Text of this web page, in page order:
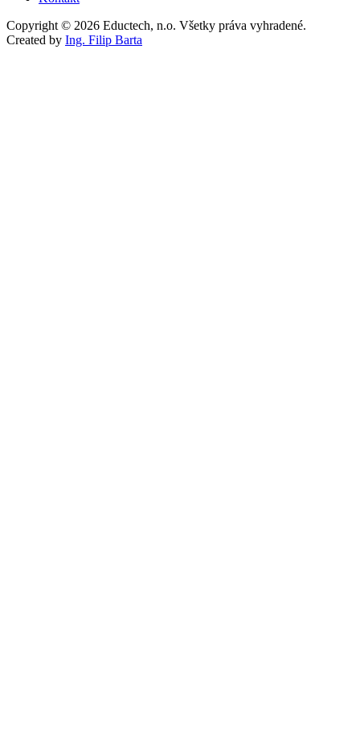
Copyright © 2026 Eductech, n.o. Všetky práva vyhradené.
Created by Ing. Filip Barta